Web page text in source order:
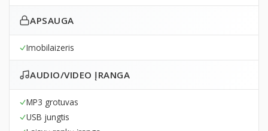
APSAUGA
Imobilaizeris
AUDIO/VIDEO ĮRANGA
MP3 grotuvas
USB jungtis